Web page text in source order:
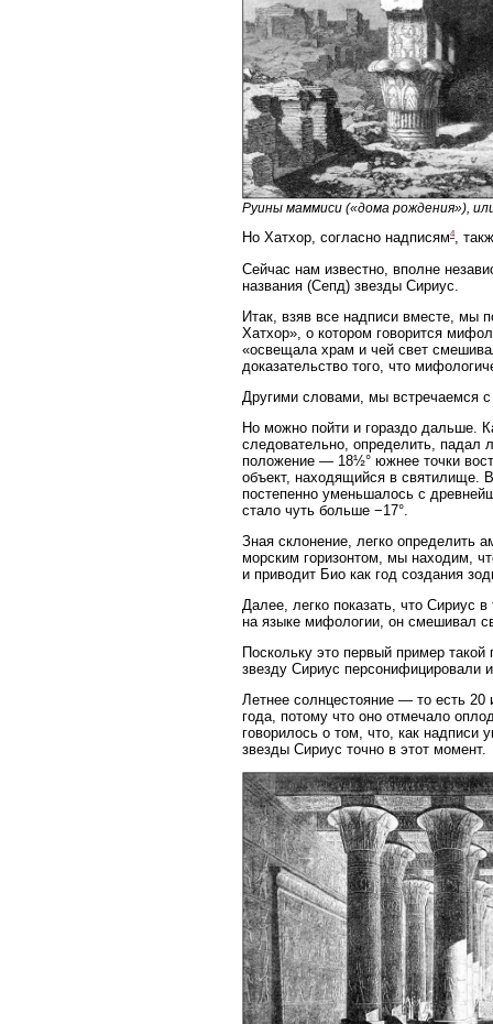
Руины маммиси («дома рождения»),
Но Хатхор, согласно надписям4,
Сейчас нам известно, вполне
названия (Сепд) звезды Сириус.
Итак, взяв все надписи вместе, мы
Хатхор», о котором говорится
«освещала храм и чей свет
доказательство того, что
Другими словами, мы встречаемся
Но можно пойти и гораздо дальше.
следовательно, определить, падал
положение — 18½° южнее точки
объект, находящийся в святилище.
постепенно уменьшалось с
стало чуть больше −17°.
Зная склонение, легко определить
морским горизонтом, мы находим,
и приводит Био как год создания
Далее, легко показать, что Сириус
на языке мифологии, он смешивал
Поскольку это первый пример
звезду Сириус персонифицировали
Летнее солнцестояние — то есть
года, потому что оно отмечало
говорилось о том, что, как надписи
звезды Сириус точно в этот момент.